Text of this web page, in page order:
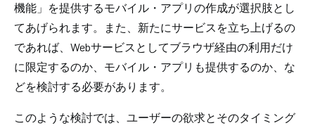
機能」を提供するモバイル・アプリの作成が選択肢とし
てあげられます。また、新たにサービスを立ち上げるの
であれば、Webサービスとしてブラウザ経由の利用だけ
に限定するのか、モバイル・アプリも提供するのか、な
どを検討する必要があります。
このような検討では、ユーザーの欲求とそのタイミング